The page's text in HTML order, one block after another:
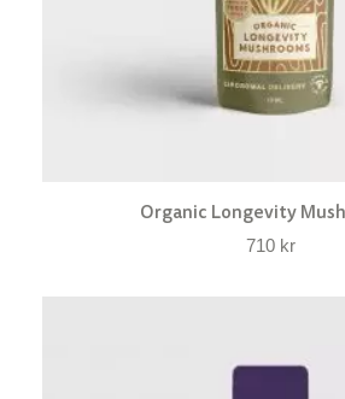
Organic Longevity
710 kr